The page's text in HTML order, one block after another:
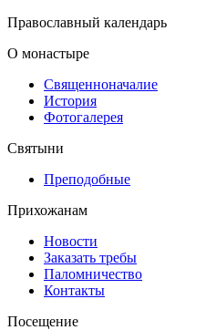
Православный календарь
О монастыре
Священноначалие
История
Фотогалерея
Святыни
Преподобные
Прихожанам
Новости
Заказать требы
Паломничество
Контакты
Посещение